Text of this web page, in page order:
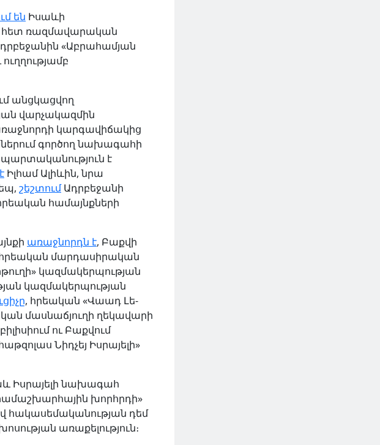
են Իսաևի
հետ ռազմավարական
«Աբրահամյան
անցկացվող
վարչակազմին
կարգավիճակից
գործող նախագահի
է
Իլհամ Ալիևին, նրա
շեշտումԱդրբեջանի
համայնքների
առաջնորդն է, Բաքվի
հրեական մարդասիրական
կազմակերպության
կազմակերպության
, հրեական «Վաադ Լե-
մասնաճյուղի ղեկավարի
ու Բաքվում
Նիդչեյ Իսրայելի»
Իսրայելի նախագահ
խորհրդի»
հակասեմականության դեմ
առաքելություն։